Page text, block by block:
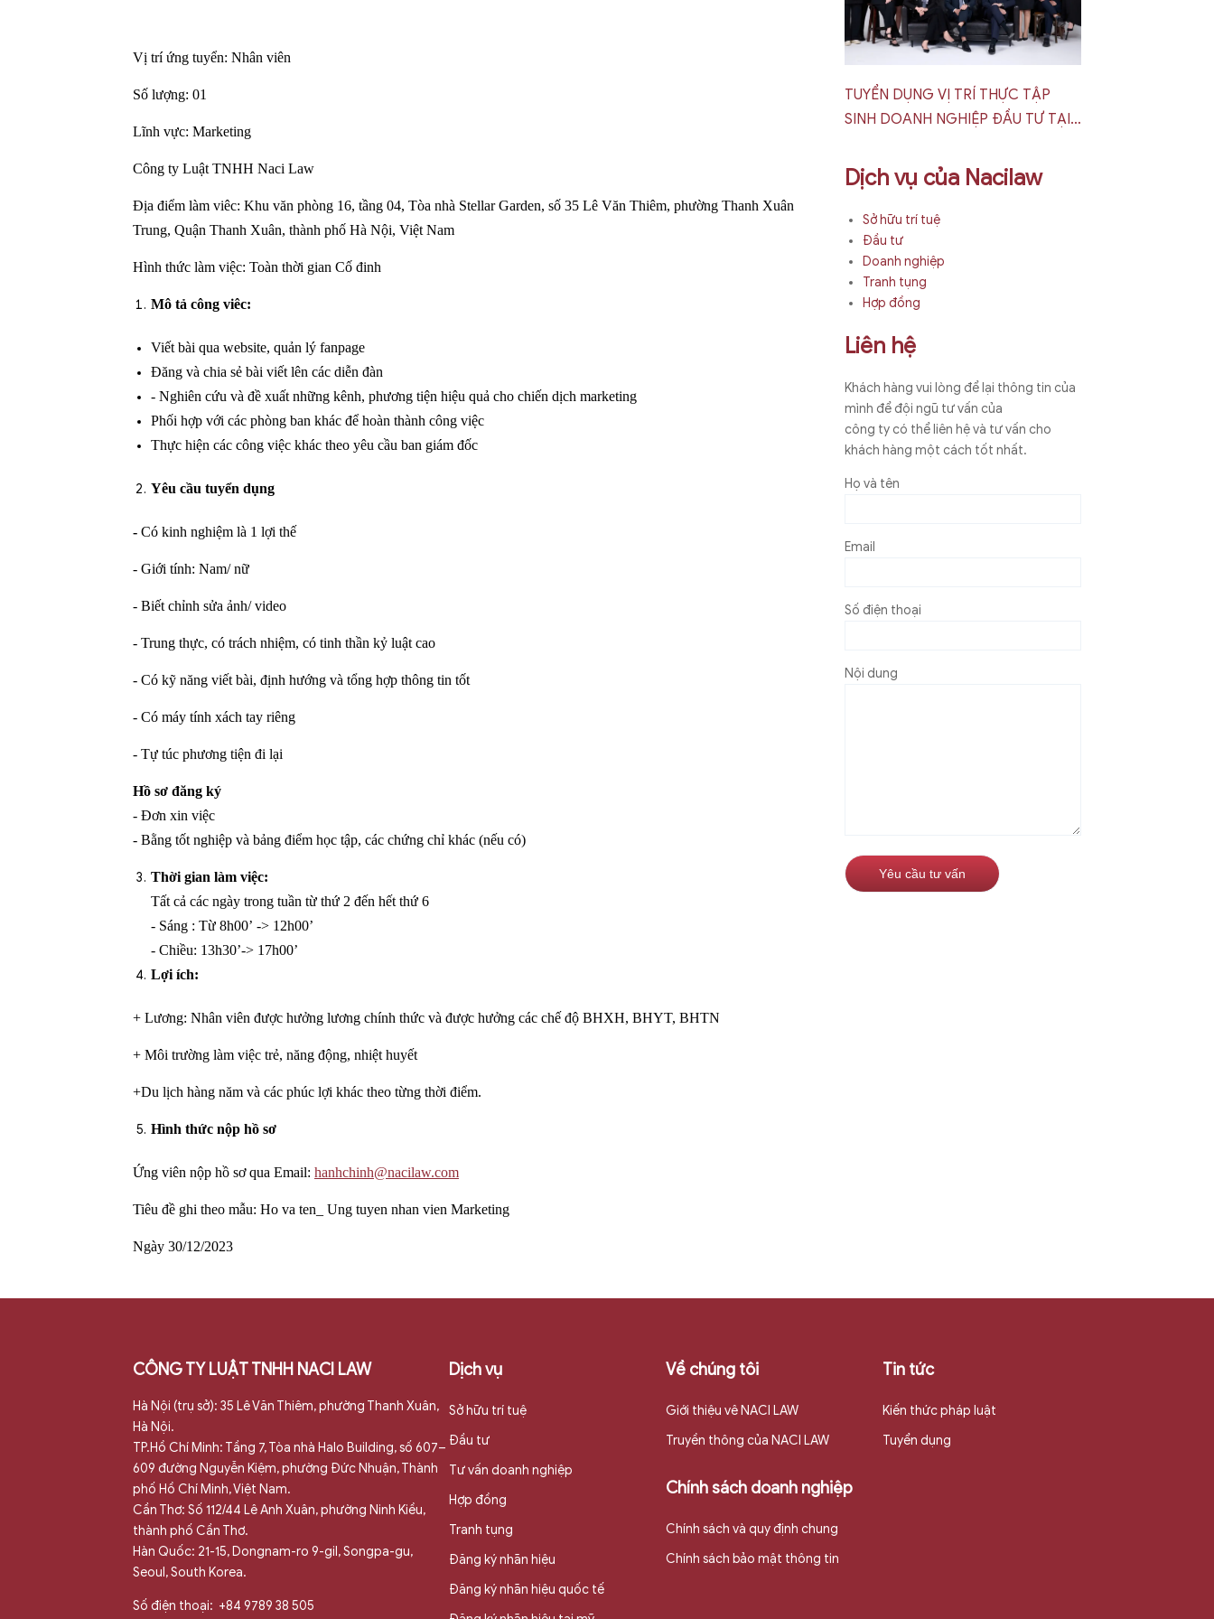
Vị trí ứng tuyển: Nhân viên
Số lượng: 01
Lĩnh vực: Marketing
Công ty Luật TNHH Naci Law
Địa điểm làm viêc: Khu văn phòng 16, tầng 04, Tòa nhà Stellar Garden, số 35 Lê Văn Thiêm, phường Thanh Xuân
Trung, Quận Thanh Xuân, thành phố Hà Nội, Việt Nam
Hình thức làm việc: Toàn thời gian Cố đinh
Mô tả công viêc:
Viết bài qua website, quản lý fanpage
Đăng và chia sẻ bài viết lên các diễn đàn
- Nghiên cứu và đề xuất những kênh, phương tiện hiệu quả cho chiến dịch marketing
Phối hợp với các phòng ban khác để hoàn thành công việc
Thực hiện các công việc khác theo yêu cầu ban giám đốc
Yêu cầu tuyển dụng
- Có kinh nghiệm là 1 lợi thế
- Giới tính: Nam/ nữ
- Biết chỉnh sửa ảnh/ video
- Trung thực, có trách nhiệm, có tinh thần kỷ luật cao
- Có kỹ năng viết bài, định hướng và tổng hợp thông tin tốt
- Có máy tính xách tay riêng
- Tự túc phương tiện đi lại
Hồ sơ đăng ký
- Đơn xin việc
- Bằng tốt nghiệp và bảng điểm học tập, các chứng chỉ khác (nếu có)
Thời gian làm việc:
Tất cả các ngày trong tuần từ thứ 2 đến hết thứ 6
- Sáng : Từ 8h00’ -> 12h00’
- Chiều: 13h30’-> 17h00’
Lợi ích:
+ Lương: Nhân viên được hưởng lương chính thức và được hưởng các chế độ BHXH, BHYT, BHTN
+ Môi trường làm việc trẻ, năng động, nhiệt huyết
+Du lịch hàng năm và các phúc lợi khác theo từng thời điểm.
Hình thức nộp hồ sơ
Ứng viên nộp hồ sơ qua Email: hanhchinh@nacilaw.com
Tiêu đề ghi theo mẫu: Ho va ten_ Ung tuyen nhan vien Marketing
Ngày 30/12/2023
TUYỂN DỤNG VỊ TRÍ THỰC TẬP
SINH DOANH NGHIỆP ĐẦU TƯ TẠI
Dịch vụ của Nacilaw
Sở hữu trí tuệ
Đầu tư
Doanh nghiệp
Tranh tụng
Hợp đồng
Liên hệ
Khách hàng vui lòng để lại thông tin của
mình để đội ngũ tư vấn của
công ty có thể liên hệ và tư vấn cho
khách hàng một cách tốt nhất.
Họ và tên
Email
Số điện thoại
Nội dung
CÔNG TY LUẬT TNHH NACI LAW
Hà Nội (trụ sở): 35 Lê Văn Thiêm, phường Thanh Xuân,
Hà Nội.
TP.Hồ Chí Minh: Tầng 7, Tòa nhà Halo Building, số 607–
609 đường Nguyễn Kiệm, phường Đức Nhuận, Thành
phố Hồ Chí Minh, Việt Nam.
Cần Thơ: Số 112/44 Lê Anh Xuân, phường Ninh Kiều,
thành phố Cần Thơ.
Hàn Quốc: 21-15, Dongnam-ro 9-gil, Songpa-gu,
Seoul, South Korea.
Số điện thoại: +84 9789 38 505
Dịch vụ
Sở hữu trí tuệ
Đầu tư
Tư vấn doanh nghiệp
Hợp đồng
Tranh tụng
Đăng ký nhãn hiệu
Đăng ký nhãn hiệu quốc tế
Về chúng tôi
Giới thiệu vê NACI LAW
Truyền thông của NACI LAW
Chính sách doanh nghiệp
Chính sách và quy định chung
Chính sách bảo mật thông tin
Tin tức
Kiến thức pháp luật
Tuyển dụng